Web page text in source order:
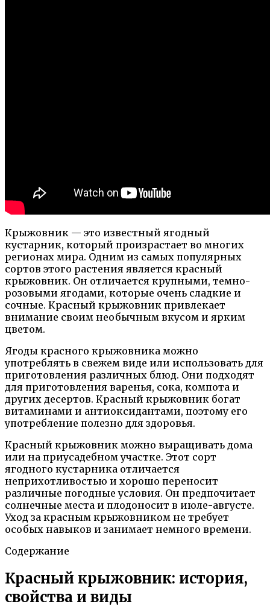
Крыжовник — это известный ягодный
кустарник, который произрастает во многих
регионах мира. Одним из самых популярных
сортов этого растения является красный
крыжовник. Он отличается крупными, темно-
розовыми ягодами, которые очень сладкие и
сочные. Красный крыжовник привлекает
внимание своим необычным вкусом и ярким
цветом.
Ягоды красного крыжовника можно
употреблять в свежем виде или использовать для
приготовления различных блюд. Они подходят
для приготовления варенья, сока, компота и
других десертов. Красный крыжовник богат
витаминами и антиоксидантами, поэтому его
употребление полезно для здоровья.
Красный крыжовник можно выращивать дома
или на приусадебном участке. Этот сорт
ягодного кустарника отличается
неприхотливостью и хорошо переносит
различные погодные условия. Он предпочитает
солнечные места и плодоносит в июле-августе.
Уход за красным крыжовником не требует
особых навыков и занимает немного времени.
Содержание
Красный крыжовник: история,
свойства и виды